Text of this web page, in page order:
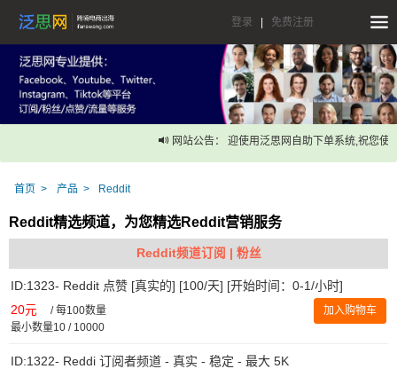
登录 免费注册
网站公告： 迎使用泛思网自助下单系统,祝您使用
首页 产品 Reddit
Reddit精选频道，为您精选Reddit营销服务
Reddit频道订阅 | 粉丝
ID:1323- Reddit 点赞 [真实的] [100/天] [开始时间：0-1/小时]
20元 /每100数量
最小数量10 / 10000
加入购物车
ID:1322- Reddi 订阅者频道 - 真实 - 稳定 - 最大 5K